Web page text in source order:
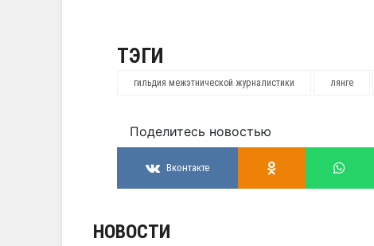
ТЭГИ
гильдия межэтнической журналистики лянге
Поделитесь новостью
Вконтакте
НОВОСТИ